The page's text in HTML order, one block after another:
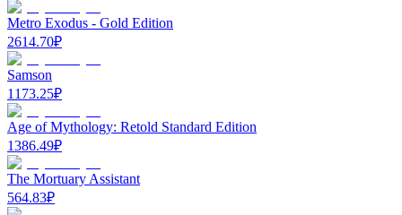
Metro Exodus - Gold Edition
2614.70₽
Samson
1173.25₽
Age of Mythology: Retold Standard Edition
1386.49₽
The Mortuary Assistant
564.83₽